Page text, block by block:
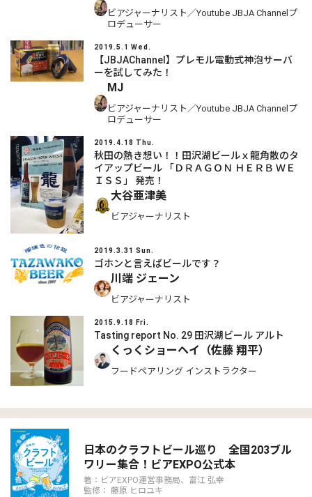
ビアジャーナリスト／Youtube JBJA Channelプ
ロデューサー
2019.5.1 Wed.
【JBJAChannel】プレモル電動式神泡サーバ
ーを試してみた！
MJ
ビアジャーナリスト／Youtube JBJA Channelプ
ロデューサー
2019.4.18 Thu.
秋田の熱き想い！！田沢湖ビールｘ龍角散のタ
イアップビール 「ＤＲＡＧＯＮ ＨＥＲＢ ＷＥ
ＩＳＳ」 発売！
大谷亜津美
ビアジャーナリスト
2019.3.31 Sun.
ゴホンと言えばビールです？
川端 ジェーン
ビアジャーナリスト
2015.9.18 Fri.
Tasting report No. 29 田沢湖ビール アルト
くっくショーヘイ（佐藤 翔平）
フードペアリング インストラクター
日本のクラフトビール巡り 全国203ブル
ワリー集合！ビアEXPO公式本
著：ビアEXPO運営事務局、富江 弘幸
監修： 藤原 ヒロユキ